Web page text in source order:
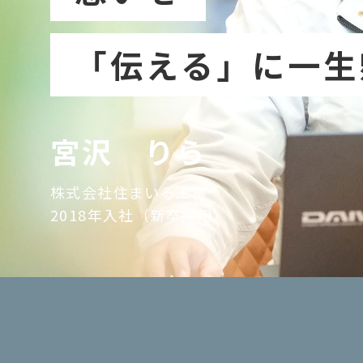
「伝える」に一
宮沢 りら
株式会社住まいる工房
2018年入社（新卒採用）